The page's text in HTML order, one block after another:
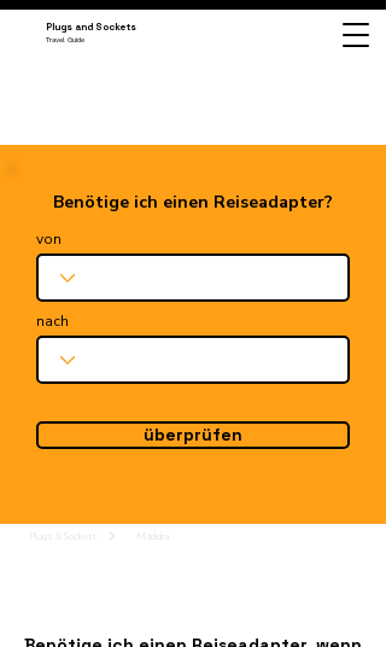
Plugs and Sockets
Travel Guide
Benötige ich einen Reiseadapter?
von
nach
überprüfen